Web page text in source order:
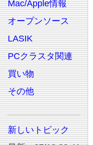
Mac/Apple情報
オープンソース
LASIK
PCクラスタ関連
買い物
その他
新しいトピック